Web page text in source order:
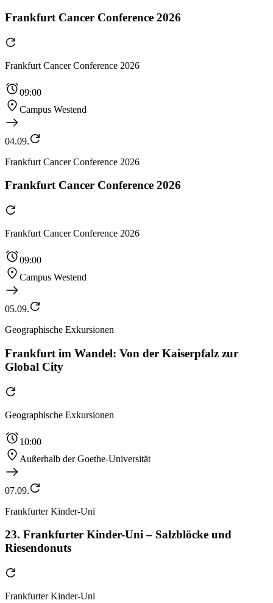
Frankfurt Cancer Conference 2026
Frankfurt Cancer Conference 2026
09:00
Campus Westend
04.09.
Frankfurt Cancer Conference 2026
Frankfurt Cancer Conference 2026
Frankfurt Cancer Conference 2026
09:00
Campus Westend
05.09.
Geographische Exkursionen
Frankfurt im Wandel: Von der Kaiserpfalz zur
Global City
Geographische Exkursionen
10:00
Außerhalb der Goethe-Universität
07.09.
Frankfurter Kinder-Uni
23. Frankfurter Kinder-Uni – Salzblöcke und
Riesendonuts
Frankfurter Kinder-Uni